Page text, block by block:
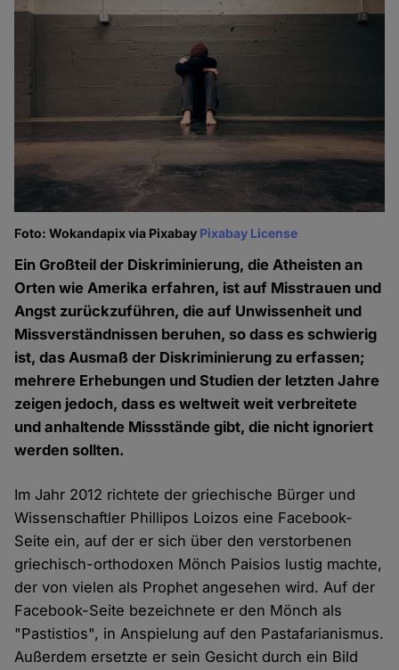
Foto: Wokandapix via Pixabay Pixabay License
Ein Großteil der Diskriminierung, die Atheisten an
Orten wie Amerika erfahren, ist auf Misstrauen und
Angst zurückzuführen, die auf Unwissenheit und
Missverständnissen beruhen, so dass es schwierig
ist, das Ausmaß der Diskriminierung zu erfassen;
mehrere Erhebungen und Studien der letzten Jahre
zeigen jedoch, dass es weltweit weit verbreitete
und anhaltende Missstände gibt, die nicht ignoriert
werden sollten.
Im Jahr 2012 richtete der griechische Bürger und
Wissenschaftler Phillipos Loizos eine Facebook-
Seite ein, auf der er sich über den verstorbenen
griechisch-orthodoxen Mönch Paisios lustig machte,
der von vielen als Prophet angesehen wird. Auf der
Facebook-Seite bezeichnete er den Mönch als
"Pastistios", in Anspielung auf den Pastafarianismus.
Außerdem ersetzte er sein Gesicht durch ein Bild